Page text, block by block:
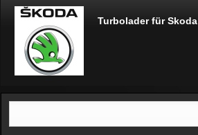
Turbolader für